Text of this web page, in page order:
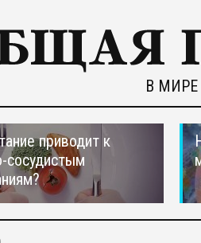
В МИРЕ
приводит к
сосудистым